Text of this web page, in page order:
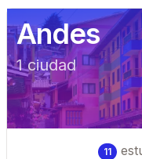
Andes
1ciudad
11